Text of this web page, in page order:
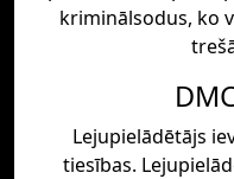
kriminālsodus, ko
Lejupielādētājs
tiesības.